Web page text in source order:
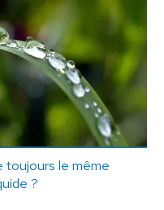
le même
?